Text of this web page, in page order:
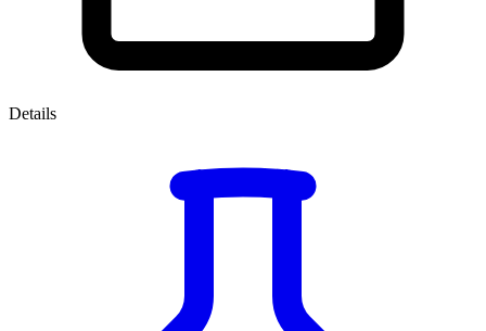
Details